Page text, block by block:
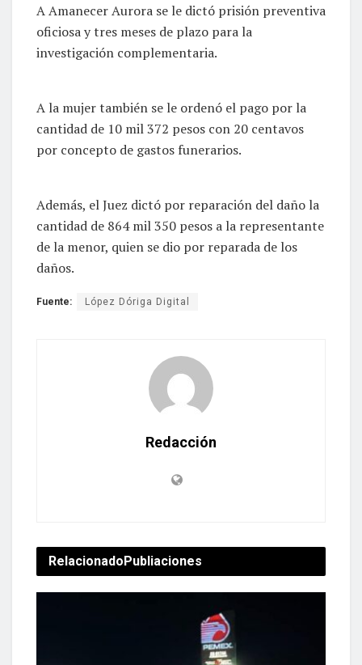
A Amanecer Aurora se le dictó prisión preventiva
oficiosa y tres meses de plazo para la
investigación complementaria.
A la mujer también se le ordenó el pago por la
cantidad de 10 mil 372 pesos con 20 centavos
por concepto de gastos funerarios.
Además, el Juez dictó por reparación del daño la
cantidad de 864 mil 350 pesos a la representante
de la menor, quien se dio por reparada de los
daños.
Fuente: López Dóriga Digital
Redacción
RelacionadoPubliaciones